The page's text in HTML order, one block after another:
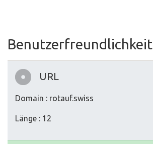
Benutzerfreundlichkeit
URL
Domain : rotauf.swiss
Länge : 12